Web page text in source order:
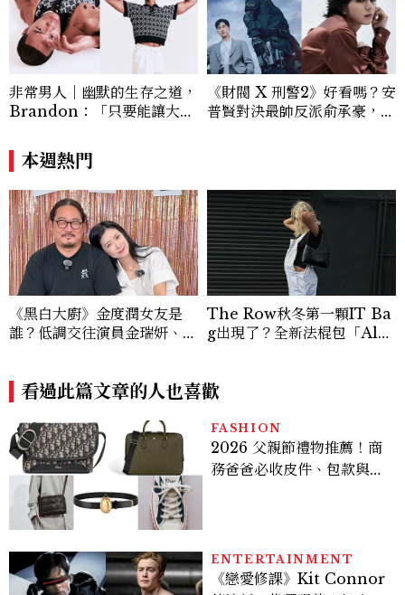
非常男人｜幽默的生存之道，
Brandon：「只要能讓大家
讓敵人成為朋友。」
《財閥 X 刑警2》好看嗎？安
普賢對決最帥反派俞承豪，鄭
本週熱門
《黑白大廚》金度潤女友是
誰？低調交往演員金瑞妍、曾
The Row秋冬第一顆IT Ba
g出現了？全新法棍包「Alm
看過此篇文章的人也喜歡
FASHION
2026 父親節禮物推薦！商
務爸爸必收皮件、包款與鞋
ENTERTAINMENT
《戀愛修課》Kit Connor